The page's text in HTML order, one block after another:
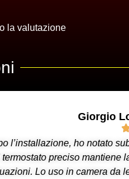
la valutazione
Giorgio
l’installazione, ho notato
termostato preciso mantiene
Lo uso in camera da